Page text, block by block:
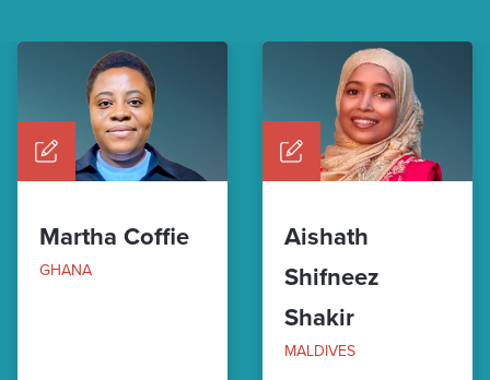
Martha Coffie
GHANA
Aishath
Shifneez
Shakir
MALDIVES